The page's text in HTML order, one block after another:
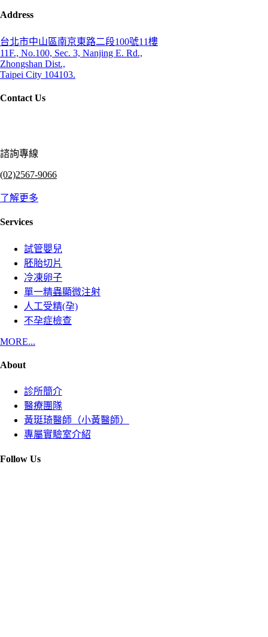
Address
台北市中山區南京東路二段100號11樓
11F., No.100, Sec. 3, Nanjing E. Rd.,
Zhongshan Dist.,
Taipei City 104103.
Contact Us
諮詢專線
(02)2567-9066
了解更多
Services
試管嬰兒
胚胎切片
冷凍卵子
單一精蟲顯微注射
人工受精(孕)
不孕症檢查
MORE...
About
診所簡介
醫療團隊
黃珽琦醫師（小黃醫師）
專屬實驗室介紹
Follow Us